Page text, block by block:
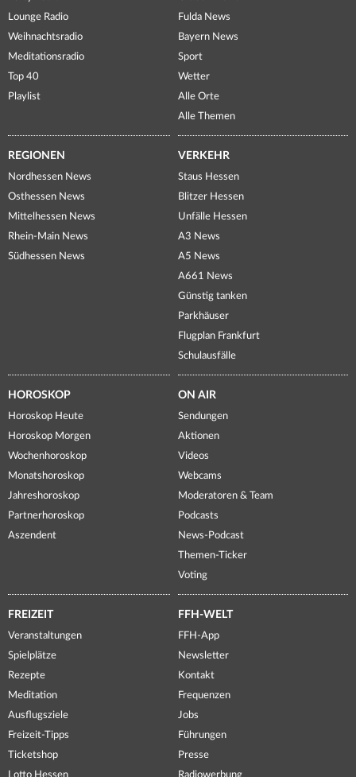
Lounge Radio
Weihnachtsradio
Meditationsradio
Top 40
Playlist
Fulda News
Bayern News
Sport
Wetter
Alle Orte
Alle Themen
REGIONEN
Nordhessen News
Osthessen News
Mittelhessen News
Rhein-Main News
Südhessen News
VERKEHR
Staus Hessen
Blitzer Hessen
Unfälle Hessen
A3 News
A5 News
A661 News
Günstig tanken
Parkhäuser
Flugplan Frankfurt
Schulausfälle
HOROSKOP
Horoskop Heute
Horoskop Morgen
Wochenhoroskop
Monatshoroskop
Jahreshoroskop
Partnerhoroskop
Aszendent
ON AIR
Sendungen
Aktionen
Videos
Webcams
Moderatoren & Team
Podcasts
News-Podcast
Themen-Ticker
Voting
FREIZEIT
Veranstaltungen
Spielplätze
Rezepte
Meditation
Ausflugsziele
Freizeit-Tipps
Ticketshop
Lotto Hessen
FFH-WELT
FFH-App
Newsletter
Kontakt
Frequenzen
Jobs
Führungen
Presse
Radiowerbung